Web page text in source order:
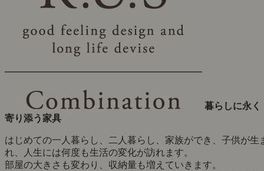
暮らしに永く
寄り添う家具
はじめての一人暮らし、二人暮らし、家族ができ、子供が生
れ、人生には何度も生活の変化が訪れます。
部屋の大きさも変わり、収納量も増えていきます。